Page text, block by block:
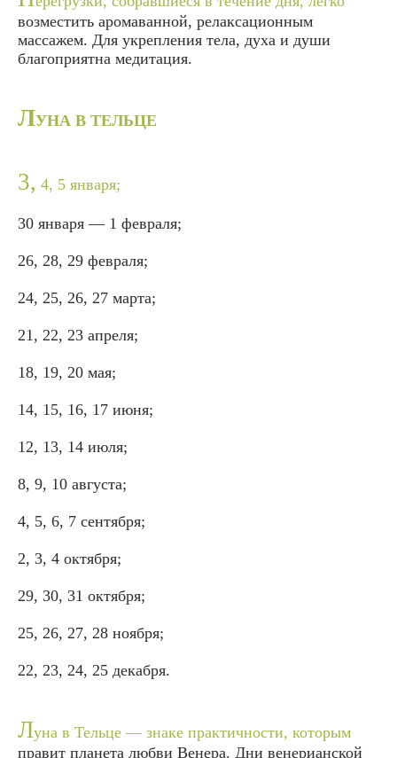
возместить аромаванной, релаксационным
массажем. Для укрепления тела, духа и души
благоприятна медитация.
ЛУНА В ТЕЛЬЦЕ
3, 4, 5 января;
30 января — 1 февраля;
26, 28, 29 февраля;
24, 25, 26, 27 марта;
21, 22, 23 апреля;
18, 19, 20 мая;
14, 15, 16, 17 июня;
12, 13, 14 июля;
8, 9, 10 августа;
4, 5, 6, 7 сентября;
2, 3, 4 октября;
29, 30, 31 октября;
25, 26, 27, 28 ноября;
22, 23, 24, 25 декабря.
Луна в Тельце — знаке практичности, которым
правит планета любви Венера. Дни венерианской